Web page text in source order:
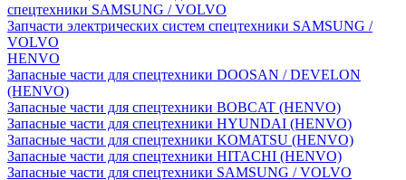
спецтехники SAMSUNG / VOLVO
Запчасти электрических систем спецтехники SAMSUNG /
VOLVO
HENVO
Запасные части для спецтехники DOOSAN / DEVELON
(HENVO)
Запасные части для спецтехники BOBCAT (HENVO)
Запасные части для спецтехники HYUNDAI (HENVO)
Запасные части для спецтехники KOMATSU (HENVO)
Запасные части для спецтехники HITACHI (HENVO)
Запасные части для спецтехники SAMSUNG / VOLVO